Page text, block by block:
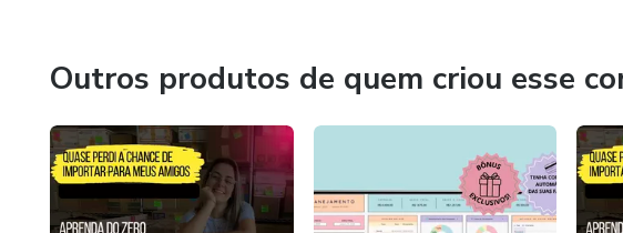
Outros produtos de quem criou esse